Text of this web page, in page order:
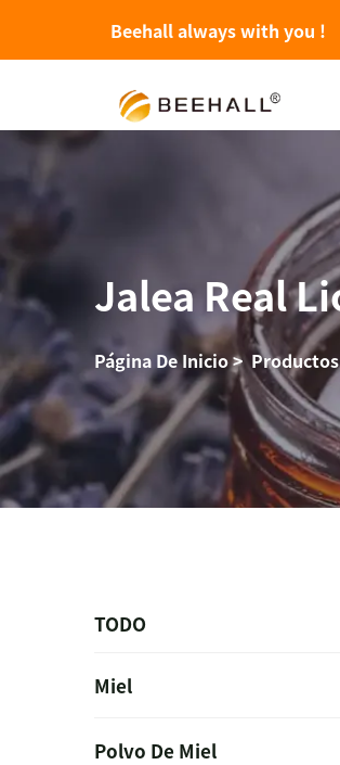
Beehall always with you !
Jalea Real
Página De Inicio>Productos
TODO
Miel
Polvo De Miel